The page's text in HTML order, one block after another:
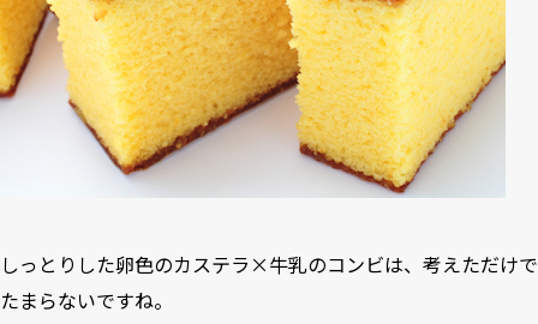
しっとりした卵色のカステラ×牛乳のコンビは、考えただけで
たまらないですね。